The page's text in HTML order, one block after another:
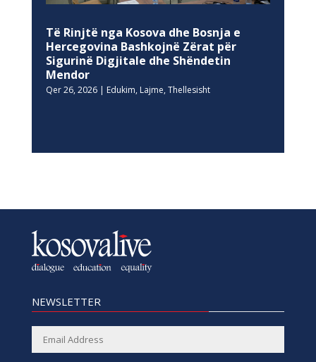
Të Rinjtë nga Kosova dhe Bosnja e
Hercegovina Bashkojnë Zërat për
Sigurinë Digjitale dhe Shëndetin
Mendor
Qer 26, 2026| Edukim, Lajme, Thellesisht
NEWSLETTER